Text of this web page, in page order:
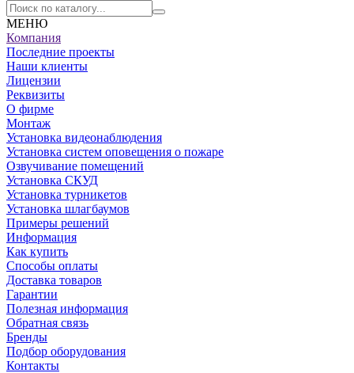
МЕНЮ
Компания
Последние проекты
Наши клиенты
Лицензии
Реквизиты
О фирме
Монтаж
Установка видеонаблюдения
Установка систем оповещения о пожаре
Озвучивание помещений
Установка СКУД
Установка турникетов
Установка шлагбаумов
Примеры решений
Информация
Как купить
Способы оплаты
Доставка товаров
Гарантии
Полезная информация
Обратная связь
Бренды
Подбор оборудования
Контакты